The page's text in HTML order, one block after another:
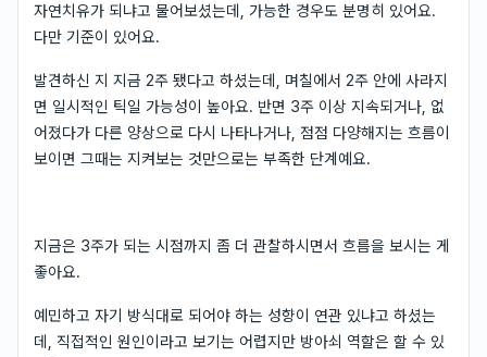
자연치유가 되냐고 물어보셨는데, 가능한 경우도 분명히 있어요.
다만 기준이 있어요.
발견하신 지 지금 2주 됐다고 하셨는데, 며칠에서 2주 안에 사라지
면 일시적인 틱일 가능성이 높아요. 반면 3주 이상 지속되거나, 없
어졌다가 다른 양상으로 다시 나타나거나, 점점 다양해지는 흐름이
보이면 그때는 지켜보는 것만으로는 부족한 단계예요.
지금은 3주가 되는 시점까지 좀 더 관찰하시면서 흐름을 보시는 게
좋아요.
예민하고 자기 방식대로 되어야 하는 성향이 연관 있냐고 하셨는
데, 직접적인 원인이라고 보기는 어렵지만 방아쇠 역할은 할 수 있